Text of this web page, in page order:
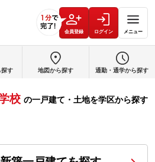
会員登録 ログイン メニュー
探す 地図から探す 通勤・通学から探す
校 の一戸建て・土地を学区から探す